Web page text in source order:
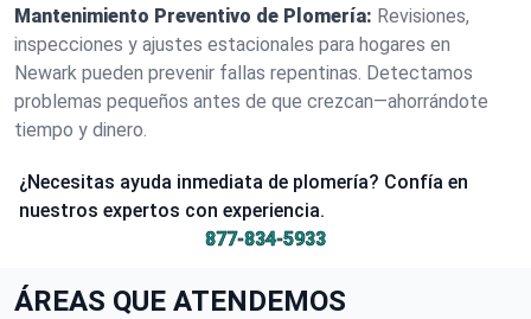
Mantenimiento Preventivo de Plomería: Revisiones,
inspecciones y ajustes estacionales para hogares en
Newark pueden prevenir fallas repentinas. Detectamos
problemas pequeños antes de que crezcan—ahorrándote
tiempo y dinero.
¿Necesitas ayuda inmediata de plomería? Confía en
nuestros expertos con experiencia.
877-834-5933
ÁREAS QUE ATENDEMOS